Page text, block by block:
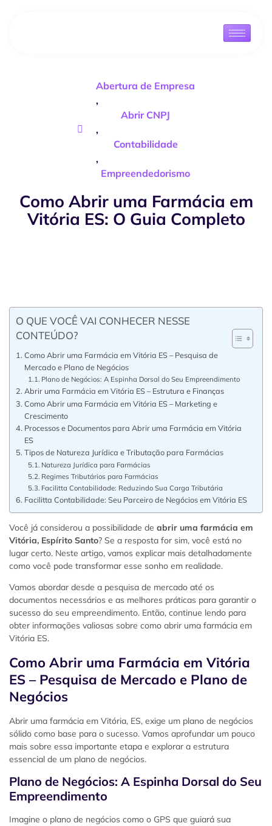
Abertura de Empresa
,
Abrir CNPJ
,
Contabilidade
,
Empreendedorismo
Como Abrir uma Farmácia em
Vitória ES: O Guia Completo
O QUE VOCÊ VAI CONHECER NESSE
CONTEÚDO?
Como Abrir uma Farmácia em Vitória ES – Pesquisa de
Mercado e Plano de Negócios
Plano de Negócios: A Espinha Dorsal do Seu Empreendimento
Abrir uma Farmácia em Vitória ES – Estrutura e Finanças
Como Abrir uma Farmácia em Vitória ES – Marketing e
Crescimento
Processos e Documentos para Abrir uma Farmácia em Vitória
ES
Tipos de Natureza Jurídica e Tributação para Farmácias
Natureza Jurídica para Farmácias
Regimes Tributários para Farmácias
Facilitta Contabilidade: Reduzindo Sua Carga Tributária
Facilitta Contabilidade: Seu Parceiro de Negócios em Vitória ES
Você já considerou a possibilidade de abrir uma farmácia em
Vitória, Espírito Santo? Se a resposta for sim, você está no
lugar certo. Neste artigo, vamos explicar mais detalhadamente
como você pode transformar esse sonho em realidade.
Vamos abordar desde a pesquisa de mercado até os
documentos necessários e as melhores práticas para garantir o
sucesso do seu empreendimento. Então, continue lendo para
obter informações valiosas sobre como abrir uma farmácia em
Vitória ES.
Como Abrir uma Farmácia em Vitória
ES – Pesquisa de Mercado e Plano de
Negócios
Abrir uma farmácia em Vitória, ES, exige um plano de negócios
sólido como base para o sucesso. Vamos aprofundar um pouco
mais sobre essa importante etapa e explorar a estrutura
essencial de um plano de negócios.
Plano de Negócios: A Espinha Dorsal do Seu
Empreendimento
Imagine o plano de negócios como o GPS que guiará sua